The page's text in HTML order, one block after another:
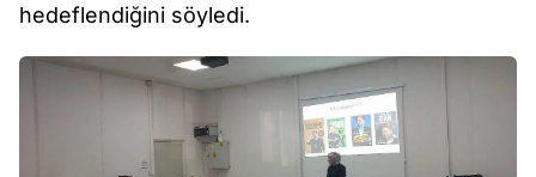
hedeflendiğini söyledi.